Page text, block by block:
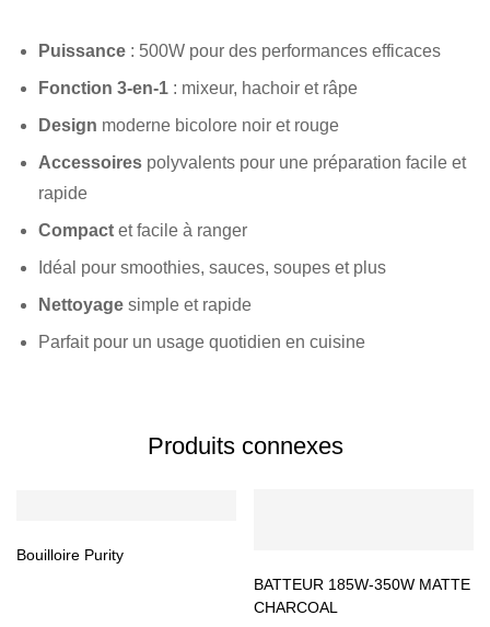
Puissance : 500W pour des performances efficaces
Fonction 3-en-1 : mixeur, hachoir et râpe
Design moderne bicolore noir et rouge
Accessoires polyvalents pour une préparation facile et
rapide
Compact et facile à ranger
Idéal pour smoothies, sauces, soupes et plus
Nettoyage simple et rapide
Parfait pour un usage quotidien en cuisine
Produits connexes
Bouilloire Purity
BATTEUR 185W-350W MATTE
CHARCOAL